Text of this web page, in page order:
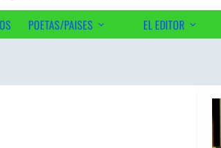
POETAS/PAISES EL EDITOR
de